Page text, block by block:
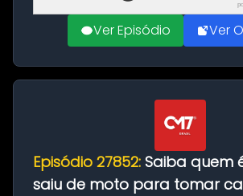
Ver Episódio Ver
Episódio 27852: Saiba quem
saiu de moto para tomar